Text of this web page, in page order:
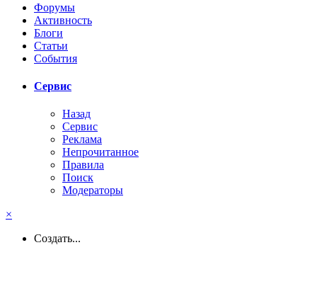
Форумы
Активность
Блоги
Статьи
События
Сервис
Назад
Сервис
Реклама
Непрочитанное
Правила
Поиск
Модераторы
×
Создать...